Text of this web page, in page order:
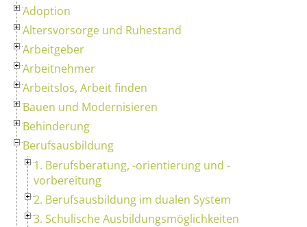
Adoption
Altersvorsorge und Ruhestand
Arbeitgeber
Arbeitnehmer
Arbeitslos, Arbeit finden
Bauen und Modernisieren
Behinderung
Berufsausbildung
1. Berufsberatung, -orientierung und -
vorbereitung
2. Berufsausbildung im dualen System
3. Schulische Ausbildungsmöglichkeiten